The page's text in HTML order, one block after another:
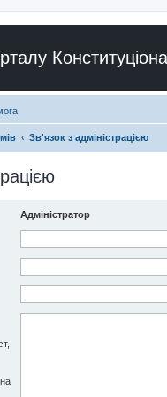
Зв'язок з адміністрацією
Адміністратор